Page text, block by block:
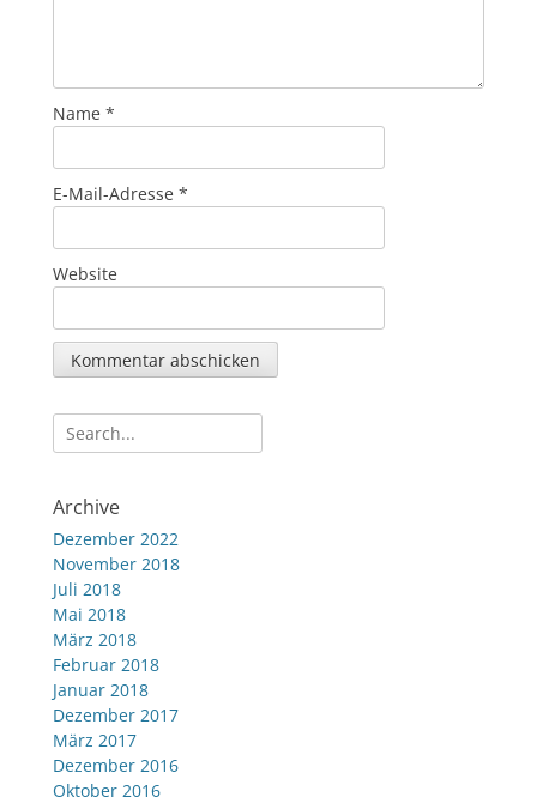
Name *
E-Mail-Adresse *
Website
Suche
nach:
Archive
Dezember 2022
November 2018
Juli 2018
Mai 2018
März 2018
Februar 2018
Januar 2018
Dezember 2017
März 2017
Dezember 2016
Oktober 2016